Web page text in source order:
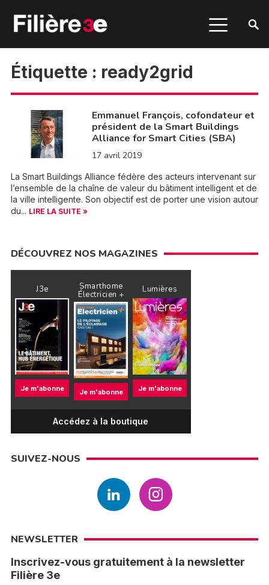
Étiquette : ready2grid
Emmanuel François, cofondateur et
président de la Smart Buildings
Alliance for Smart Cities (SBA)
17 avril 2019
La Smart Buildings Alliance fédère des acteurs intervenant sur
l’ensemble de la chaîne de valeur du bâtiment intelligent et de
la ville intelligente. Son objectif est de porter une vision autour
du... LIRE LA SUITE »
DÉCOUVREZ NOS MAGAZINES
J3e
Je m'abonne
Smarthome
Électricien +
Je m'abonne
Lumières
Je m'abonne
Accédez à la boutique
SUIVEZ-NOUS
NEWSLETTER
Inscrivez-vous gratuitement à la newsletter
Filière 3e